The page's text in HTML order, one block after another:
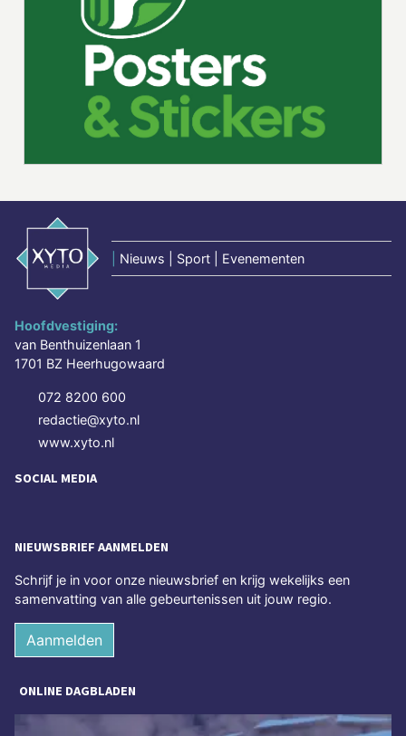
Nieuws | Sport | Evenementen
Hoofdvestiging:
van Benthuizenlaan 1
1701 BZ Heerhugowaard
072 8200 600
redactie@xyto.nl
www.xyto.nl
SOCIAL MEDIA
NIEUWSBRIEF AANMELDEN
Schrijf je in voor onze nieuwsbrief en krijg wekelijks een
samenvatting van alle gebeurtenissen uit jouw regio.
Aanmelden
ONLINE DAGBLADEN